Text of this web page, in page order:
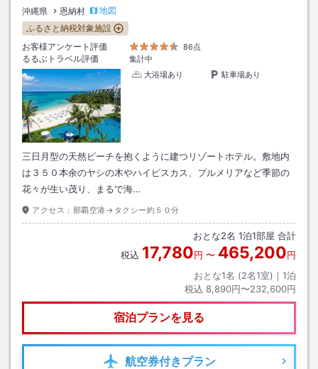
沖縄県 恩納村
地図
ふるさと納税対象施設
お客様アンケート評価
86点
るるぶトラベル評価
集計中
大浴場あり
駐車場あり
三日月型の天然ビーチを抱くように建つリゾートホテル。敷地内
は３５０本余のヤシの木やハイビスカス、プルメリアなど季節の
花々が生い茂り、まるで海…
アクセス： 那覇空港→タクシー約５０分
おとな2名 1泊1部屋 合計
税込 17,780円 〜 465,200円
おとな1名 (2名1室)｜ 1泊
税込 8,890円〜232,600円
宿泊プランを見る
航空券付きプラン